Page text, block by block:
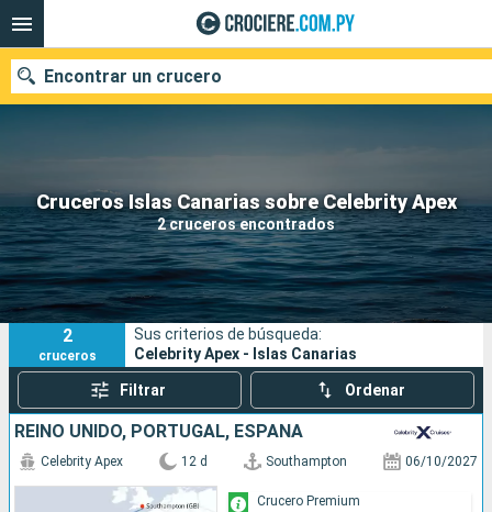
Cruceros Islas Canarias sobre Celebrity Apex
2 cruceros encontrados
Encontrar un crucero
Nuestros destinos
Fecha de salida
Puertos Compañías
Buscar
2
cruceros
Sus criterios de búsqueda:
Celebrity Apex - Islas Canarias
Filtrar Ordenar
REINO UNIDO, PORTUGAL, ESPAÑA
Celebrity Apex 12 d Southampton 06/10/2027
Crucero Premium